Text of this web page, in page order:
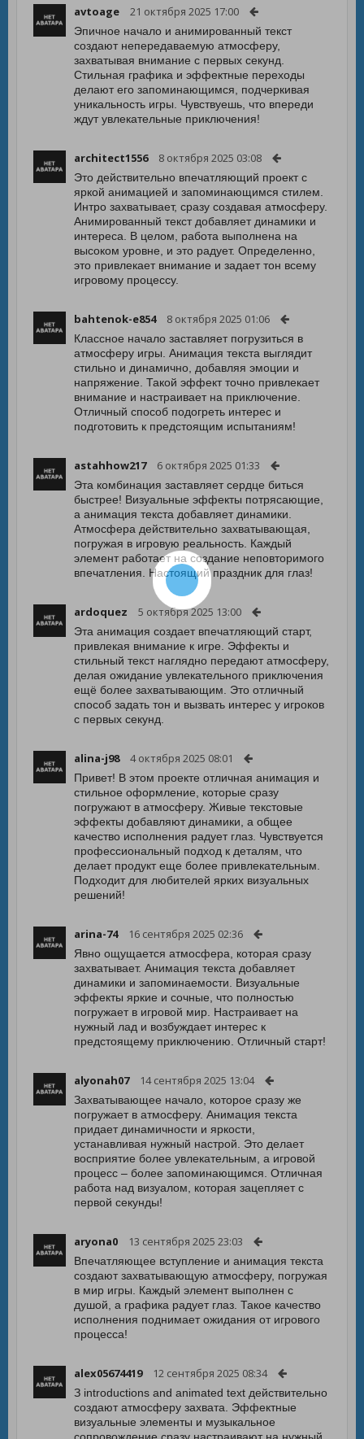
avtoage 21 октября 2025 17:00
Эпичное начало и анимированный текст
создают непередаваемую атмосферу,
захватывая внимание с первых секунд.
Стильная графика и эффектные переходы
делают его запоминающимся, подчеркивая
уникальность игры. Чувствуешь, что впереди
ждут увлекательные приключения!
architect1556 8 октября 2025 03:08
Это действительно впечатляющий проект с
яркой анимацией и запоминающимся стилем.
Интро захватывает, сразу создавая атмосферу.
Анимированный текст добавляет динамики и
интереса. В целом, работа выполнена на
высоком уровне, и это радует. Определенно,
это привлекает внимание и задает тон всему
игровому процессу.
bahtenok-e854 8 октября 2025 01:06
Классное начало заставляет погрузиться в
атмосферу игры. Анимация текста выглядит
стильно и динамично, добавляя эмоции и
напряжение. Такой эффект точно привлекает
внимание и настраивает на приключение.
Отличный способ подогреть интерес и
подготовить к предстоящим испытаниям!
astahhow217 6 октября 2025 01:33
Эта комбинация заставляет сердце биться
быстрее! Визуальные эффекты потрясающие,
а анимация текста добавляет динамики.
Атмосфера действительно захватывающая,
погружая в игровую реальность. Каждый
элемент работает на создание неповторимого
впечатления. Настоящий праздник для глаз!
ardoquez 5 октября 2025 13:00
Эта анимация создает впечатляющий старт,
привлекая внимание к игре. Эффекты и
стильный текст наглядно передают атмосферу,
делая ожидание увлекательного приключения
ещё более захватывающим. Это отличный
способ задать тон и вызвать интерес у игроков
с первых секунд.
alina-j98 4 октября 2025 08:01
Привет! В этом проекте отличная анимация и
стильное оформление, которые сразу
погружают в атмосферу. Живые текстовые
эффекты добавляют динамики, а общее
качество исполнения радует глаз. Чувствуется
профессиональный подход к деталям, что
делает продукт еще более привлекательным.
Подходит для любителей ярких визуальных
решений!
arina-74 16 сентября 2025 02:36
Явно ощущается атмосфера, которая сразу
захватывает. Анимация текста добавляет
динамики и запоминаемости. Визуальные
эффекты яркие и сочные, что полностью
погружает в игровой мир. Настраивает на
нужный лад и возбуждает интерес к
предстоящему приключению. Отличный старт!
alyonah07 14 сентября 2025 13:04
Захватывающее начало, которое сразу же
погружает в атмосферу. Анимация текста
придает динамичности и яркости,
устанавливая нужный настрой. Это делает
восприятие более увлекательным, а игровой
процесс – более запоминающимся. Отличная
работа над визуалом, которая зацепляет с
первой секунды!
aryona0 13 сентября 2025 23:03
Впечатляющее вступление и анимация текста
создают захватывающую атмосферу, погружая
в мир игры. Каждый элемент выполнен с
душой, а графика радует глаз. Такое качество
исполнения поднимает ожидания от игрового
процесса!
alex05674419 12 сентября 2025 08:34
З introductions and animated text действительно
создают атмосферу захвата. Эффектные
визуальные элементы и музыкальное